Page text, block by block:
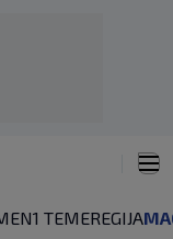
N1 TEMEREGIJA